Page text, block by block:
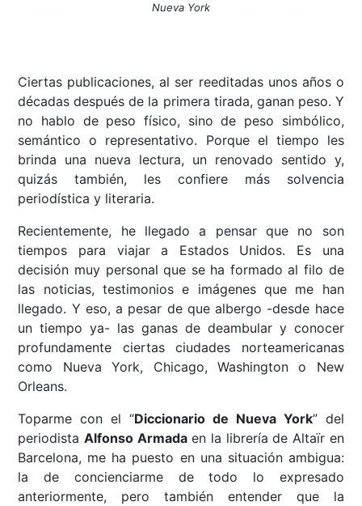
Nueva York
Ciertas publicaciones, al ser reeditadas unos años o
décadas después de la primera tirada, ganan peso. Y
no hablo de peso físico, sino de peso simbólico,
semántico o representativo. Porque el tiempo les
brinda una nueva lectura, un renovado sentido y,
quizás también, les confiere más solvencia
periodística y literaria.
Recientemente, he llegado a pensar que no son
tiempos para viajar a Estados Unidos. Es una
decisión muy personal que se ha formado al filo de
las noticias, testimonios e imágenes que me han
llegado. Y eso, a pesar de que albergo -desde hace
un tiempo ya- las ganas de deambular y conocer
profundamente ciertas ciudades norteamericanas
como Nueva York, Chicago, Washington o New
Orleans.
Toparme con el “Diccionario de Nueva York” del
periodistaAlfonso Armadaen la librería de Altaïr en
Barcelona, me ha puesto en una situación ambigua:
la de concienciarme de todo lo expresado
anteriormente, pero también entender que la